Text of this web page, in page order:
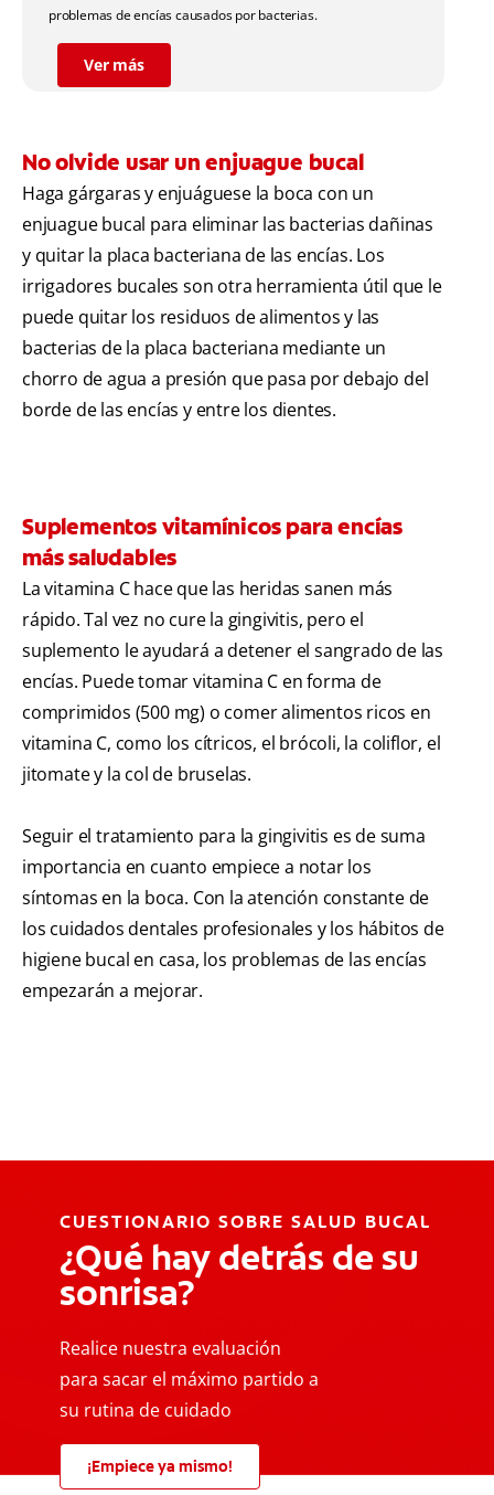
problemas de encías causados por bacterias.
Ver más
No olvide usar un enjuague bucal
Haga gárgaras y enjuáguese la boca con un
enjuague bucal para eliminar las bacterias dañinas
y quitar la placa bacteriana de las encías. Los
irrigadores bucales son otra herramienta útil que le
puede quitar los residuos de alimentos y las
bacterias de la placa bacteriana mediante un
chorro de agua a presión que pasa por debajo del
borde de las encías y entre los dientes.
Suplementos vitamínicos para encías
más saludables
La vitamina C hace que las heridas sanen más
rápido. Tal vez no cure la gingivitis, pero el
suplemento le ayudará a detener el sangrado de las
encías. Puede tomar vitamina C en forma de
comprimidos (500 mg) o comer alimentos ricos en
vitamina C, como los cítricos, el brócoli, la coliflor, el
jitomate y la col de bruselas.
Seguir el tratamiento para la gingivitis es de suma
importancia en cuanto empiece a notar los
síntomas en la boca. Con la atención constante de
los cuidados dentales profesionales y los hábitos de
higiene bucal en casa, los problemas de las encías
empezarán a mejorar.
CUESTIONARIO SOBRE SALUD BUCAL
¿Qué hay detrás de su
sonrisa?
Realice nuestra evaluación
para sacar el máximo partido a
su rutina de cuidado
¡Empiece ya mismo!